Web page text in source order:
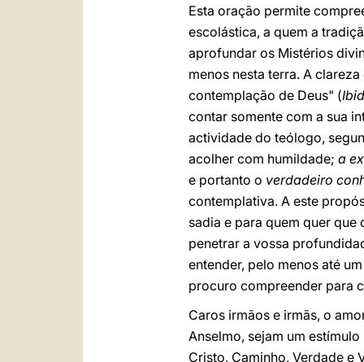
Esta oração permite
escolástica, a quem a
aprofundar os Mistérios
menos nesta terra. A
contemplação de Deus" (
contar somente com a sua
actividade do teólogo,
acolher com humildade; a
e portanto o verdadeiro
contemplativa. A este
sadia e para quem quer que
penetrar a vossa
entender, pelo menos até
procuro compreender para
Caros irmãos e irmãs, o
Anselmo, sejam um
Cristo, Caminho, Verdade e